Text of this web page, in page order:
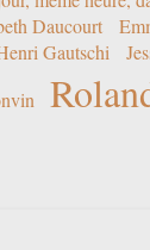
Daucourt
Gautschi